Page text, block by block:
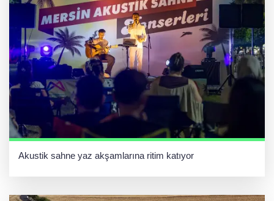
Akustik sahne yaz akşamlarına ritim katıyor